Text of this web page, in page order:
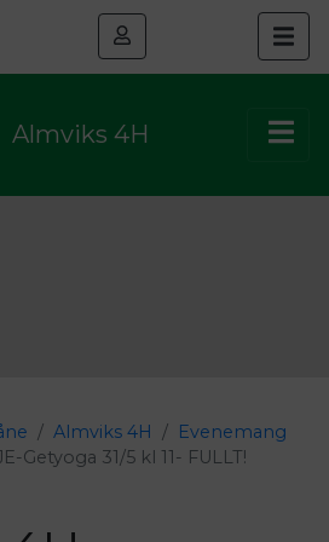
Almviks 4H
Almviks 4H
Evenemang
Getyoga 31/5 kl 11- FULLT!